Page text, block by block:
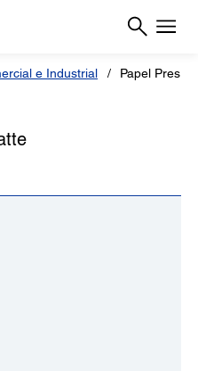
e Industrial Papel